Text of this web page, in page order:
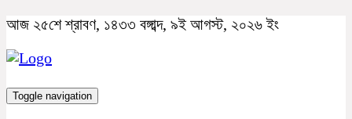
আজ ২৫শে শ্রাবণ, ১৪৩৩ বঙ্গাব্দ, ৯ই আগস্ট, ২০২৬ ইং
Toggle navigation